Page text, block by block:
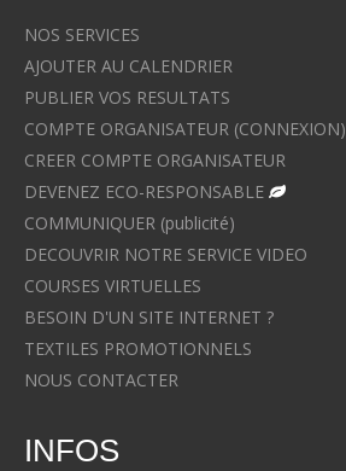
NOS SERVICES
AJOUTER AU CALENDRIER
PUBLIER VOS RESULTATS
COMPTE ORGANISATEUR (CONNEXION)
CREER COMPTE ORGANISATEUR
DEVENEZ ECO-RESPONSABLE
COMMUNIQUER (publicité)
DECOUVRIR NOTRE SERVICE VIDEO
COURSES VIRTUELLES
BESOIN D'UN SITE INTERNET ?
TEXTILES PROMOTIONNELS
NOUS CONTACTER
INFOS